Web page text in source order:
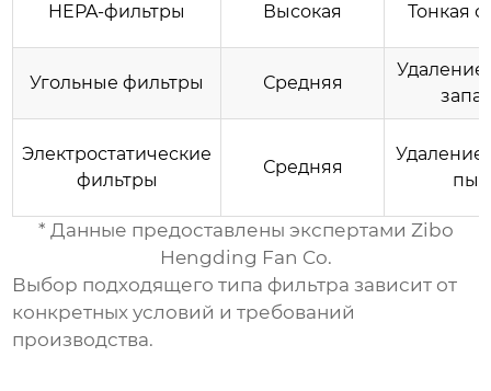
HEPA-фильтры Высокая Тонкая
Угольные фильтры Средняя
Удаление
Электростатические
фильтры
Средняя
Удаление
* Данные предоставлены экспертами Zibo
Hengding Fan Co.
Выбор подходящего типа фильтра зависит от
конкретных условий и требований
производства.